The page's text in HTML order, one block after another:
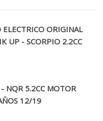
ELECTRICO ORIGINAL
UP - SCORPIO 2.2CC
NQR 5.2CC MOTOR
12/19